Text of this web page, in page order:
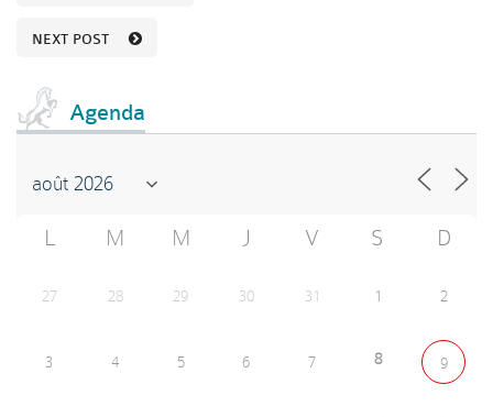
NEXT POST
Agenda
L M M J V S D
27 28 29 30 31 1 2
3 4 5 6 7 8 9